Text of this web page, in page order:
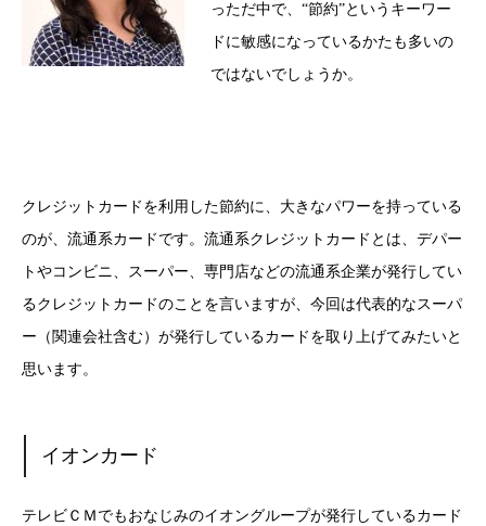
っただ中で、“節約”というキーワー
ドに敏感になっているかたも多いの
ではないでしょうか。
クレジットカードを利用した節約に、大きなパワーを持っている
のが、流通系カードです。流通系クレジットカードとは、デパー
トやコンビニ、スーパー、専門店などの流通系企業が発行してい
るクレジットカードのことを言いますが、今回は代表的なスーパ
ー（関連会社含む）が発行しているカードを取り上げてみたいと
思います。
イオンカード
テレビＣＭでもおなじみのイオングループが発行しているカード